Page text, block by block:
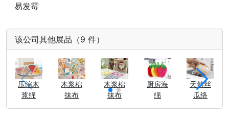
易发霉
该公司其他展品（9 件）
压缩木
浆绵
木浆棉
抹布
木浆棉
抹布
厨房海
绵
天然丝
瓜络